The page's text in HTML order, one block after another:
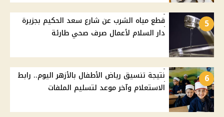
5
قطع مياه الشرب عن شارع سعد الحكيم بجزيرة
دار السلام لأعمال صرف صحي طارئة
6
نتيجة تنسيق رياض الأطفال بالأزهر اليوم.. رابط
الاستعلام وآخر موعد لتسليم الملفات